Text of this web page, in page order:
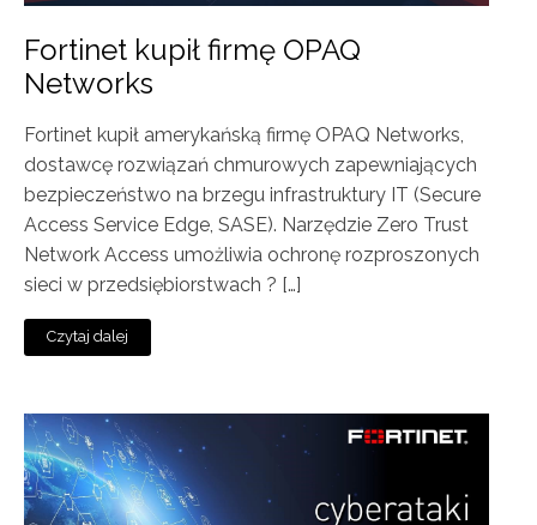
Fortinet kupił firmę OPAQ
Networks
Fortinet kupił amerykańską firmę OPAQ Networks,
dostawcę rozwiązań chmurowych zapewniających
bezpieczeństwo na brzegu infrastruktury IT (Secure
Access Service Edge, SASE). Narzędzie Zero Trust
Network Access umożliwia ochronę rozproszonych
sieci w przedsiębiorstwach ? […]
Czytaj dalej